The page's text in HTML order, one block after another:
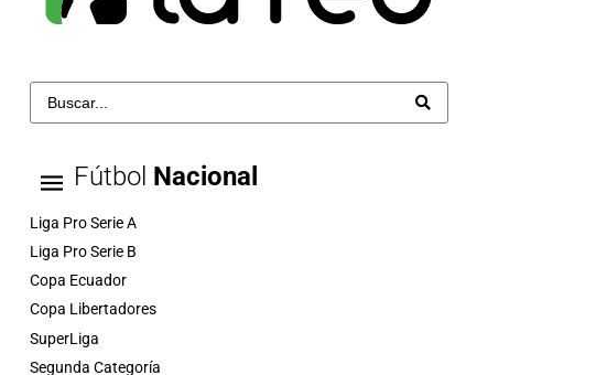
Fútbol Nacional
Liga Pro Serie A
Liga Pro Serie B
Copa Ecuador
Copa Libertadores
SuperLiga
Segunda Categoría